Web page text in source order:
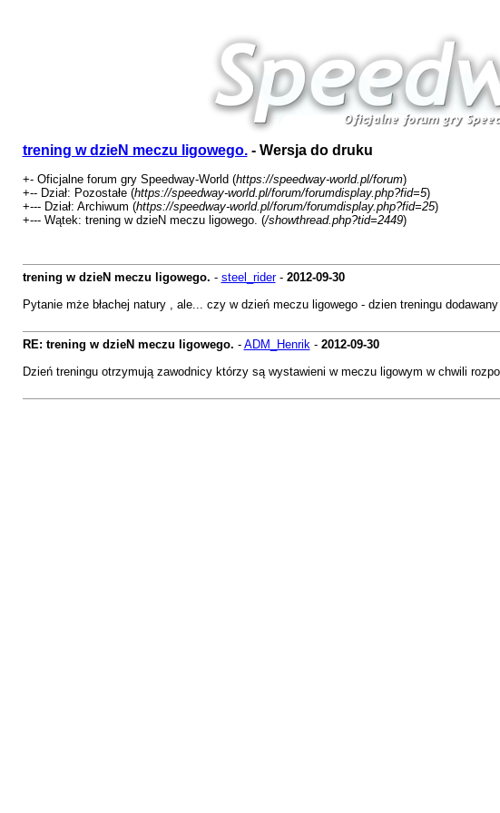
trening w dzieN meczu ligowego.- Wersja do druku
+- Oficjalne forum gry Speedway-World (https://speedway-world.pl/forum)
+-- Dział: Pozostałe (https://speedway-world.pl/forum/forumdisplay.php?fid=5)
+--- Dział: Archiwum (https://speedway-world.pl/forum/forumdisplay.php?fid=25)
+--- Wątek: trening w dzieN meczu ligowego. (/showthread.php?tid=2449)
trening w dzieN meczu ligowego. - steel_rider- 2012-09-30
Pytanie mże błachej natury , ale... czy w dzień meczu ligowego - dzien treningu
RE: trening w dzieN meczu ligowego. - ADM_Henrik- 2012-09-30
Dzień treningu otrzymują zawodnicy którzy są wystawieni w meczu ligowym w chwili